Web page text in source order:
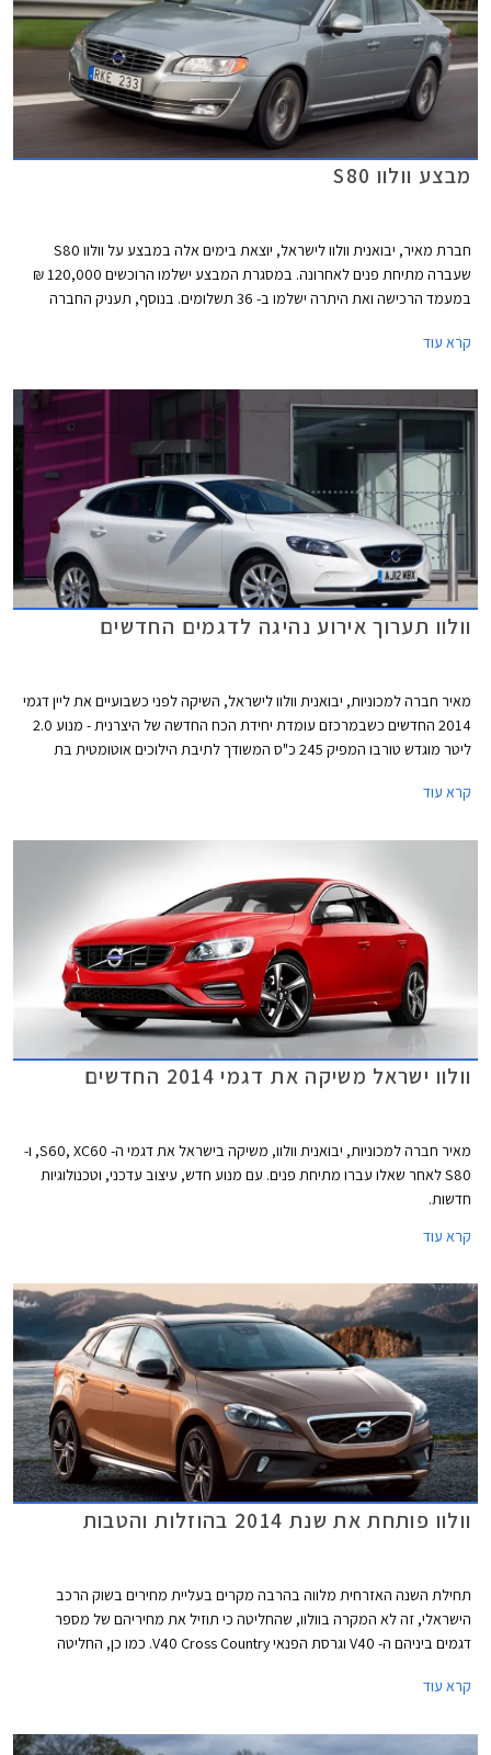
מבצע וולוו S80
חברת מאיר, יבואנית וולוו לישראל, יוצאת בימים אלה במבצע על וולוו S80
שעברה מתיחת פנים לאחרונה. במסגרת המבצע ישלמו הרוכשים 120,000 ₪
במעמד הרכישה ואת היתרה ישלמו ב- 36 תשלומים. בנוסף, תעניק החברה
קרא עוד
וולוו תערוך אירוע נהיגה לדגמים החדשים
מאיר חברה למכוניות, יבואנית וולוו לישראל, השיקה לפני כשבועיים את ליין דגמי
2014 החדשים כשבמרכזם עומדת יחידת הכח החדשה של היצרנית - מנוע 2.0
ליטר מוגדש טורבו המפיק 245 כ"ס המשודך לתיבת הילוכים אוטומטית בת
2013 וכמובן את דגמי ה- S60, ה- S80 וה- XC60 שעברו מתיחת פנים.
קרא עוד
וולוו ישראל משיקה את דגמי 2014 החדשים
מאיר חברה למכוניות, יבואנית וולוו, משיקה בישראל את דגמי ה- S60, XC60, ו-
S80 לאחר שאלו עברו מתיחת פנים. עם מנוע חדש, עיצוב עדכני, וטכנולוגיות
חדשות.
קרא עוד
וולוו פותחת את שנת 2014 בהוזלות והטבות
תחילת השנה האזרחית מלווה בהרבה מקרים בעליית מחירים בשוק הרכב
הישראלי, זה לא המקרה בוולוו, שהחליטה כי תוזיל את מחיריהם של מספר
דגמים ביניהם ה- V40 וגרסת הפנאי V40 Cross Country. כמו כן, החליטה
לרוכשים.
קרא עוד